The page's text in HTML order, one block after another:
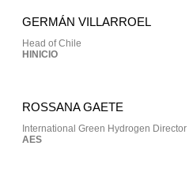
GERMÁN VILLARROEL
Head of Chile
HINICIO
ROSSANA GAETE
International Green Hydrogen Director
AES